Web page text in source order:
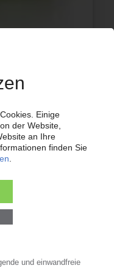
vor
29.01.2016
des Europa-